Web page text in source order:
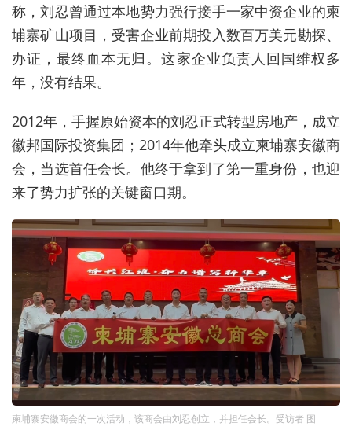
称，刘忍曾通过本地势力强行接手一家中资企业的柬
埔寨矿山项目，受害企业前期投入数百万美元勘探、
办证，最终血本无归。这家企业负责人回国维权多
年，没有结果。
2012年，手握原始资本的刘忍正式转型房地产，成立
徽邦国际投资集团；2014年他牵头成立柬埔寨安徽商
会，当选首任会长。他终于拿到了第一重身份，也迎
来了势力扩张的关键窗口期。
柬埔寨安徽商会的一次活动，该商会由刘忍创立，并担任会长。受访者 图